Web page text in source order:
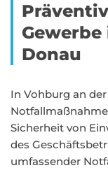
Donau
In Vohburg an
Sicherheit von
des
umfassender